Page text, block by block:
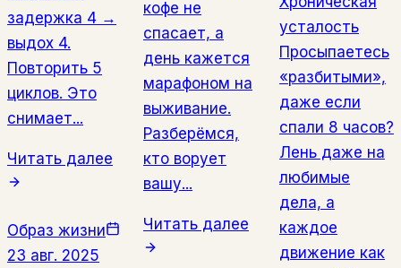
задержка 4 →
выдох 4.
Повторить 5
циклов. Это
снимает...
Читать далее
Образ жизни
23 авг. 2025
кофе не
спасает, а
день кажется
марафоном на
выживание.
Разберёмся,
кто ворует
вашу...
Читать далее
усталость
Просыпаетесь
«разбитыми»,
даже если
спали 8 часов?
Лень даже на
любимые
дела, а
каждое
движение как